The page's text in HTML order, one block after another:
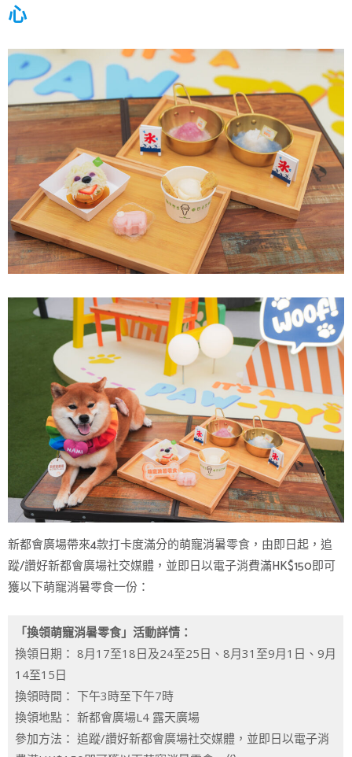
心
新都會廣場帶來4款打卡度滿分的萌寵消暑零食，由即日起，追
蹤/讚好新都會廣場社交媒體，並即日以電子消費滿HK$150即可
獲以下萌寵消暑零食一份：
「換領萌寵消暑零食」活動詳情：
換領日期： 8月17至18日及24至25日、8月31至9月1日、9月
14至15日
換領時間： 下午3時至下午7時
換領地點： 新都會廣場L4 露天廣場
參加方法： 追蹤/讚好新都會廣場社交媒體，並即日以電子消